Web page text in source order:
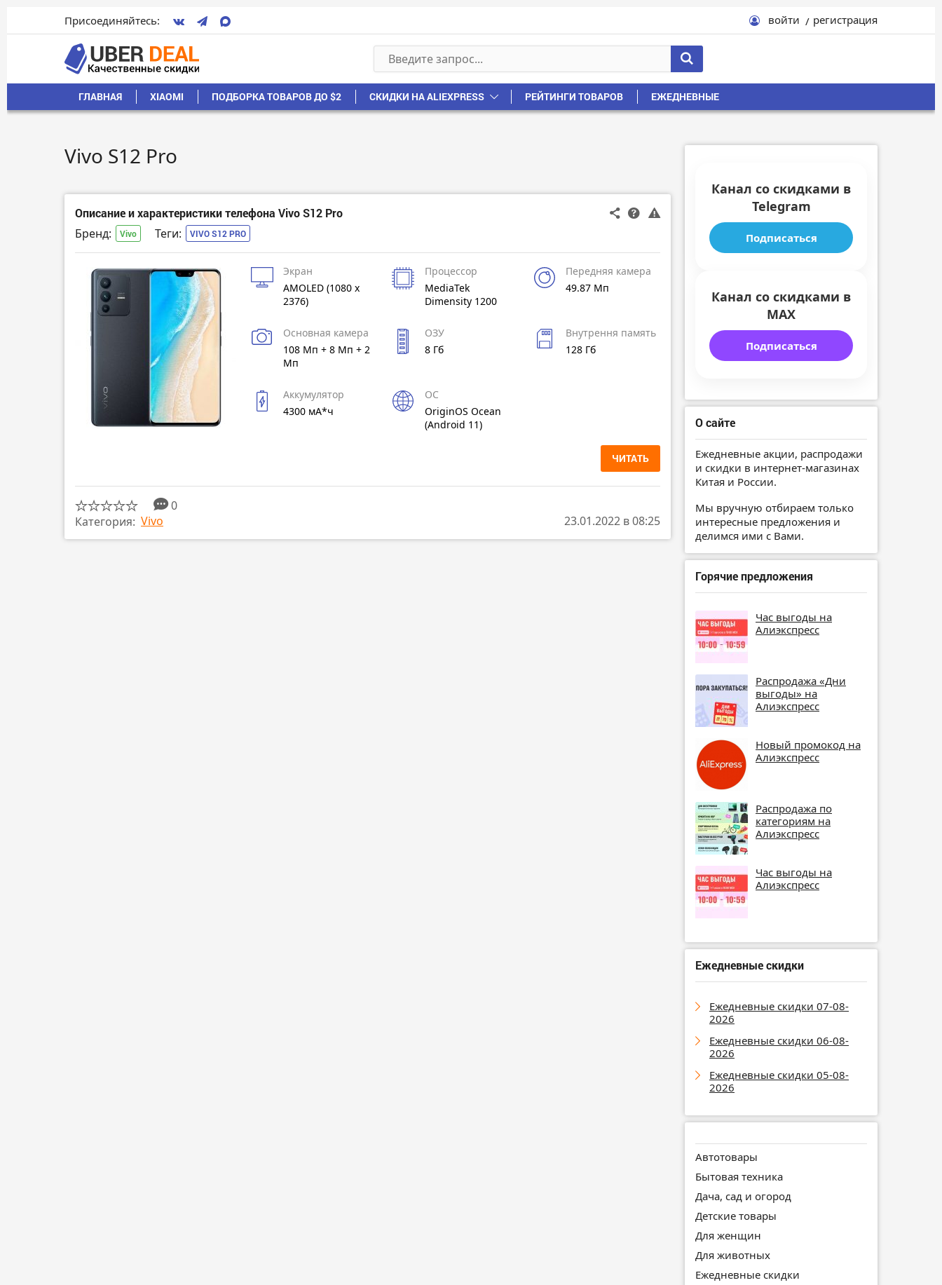
Присоединяйтесь: войти регистрация
ГЛАВНАЯ XIAOMI ПОДБОРКА ТОВАРОВ ДО $2 СКИДКИ НА ALIEXPRESS РЕЙТИНГИ ТОВАРОВ ЕЖЕДНЕВНЫЕ
Vivo S12 Pro
Описание и характеристики телефона Vivo S12 Pro
Бренд: Vivo Теги: VIVO S12 PRO
Экран
AMOLED (1080 x
2376)
Процессор
MediaTek
Dimensity 1200
Передняя камера
49.87 Мп
Основная камера
108 Мп + 8 Мп + 2
Мп
ОЗУ
8 Гб
Внутрення память
128 Гб
Аккумулятор
4300 мА*ч
ОС
OriginOS Ocean
(Android 11)
ЧИТАТЬ
0
Категория: Vivo 23.01.2022 в 08:25
Канал со скидками в
Telegram
Подписаться
Канал со скидками в
MAX
Подписаться
О сайте
Ежедневные акции, распродажи
и скидки в интернет-магазинах
Китая и России.
Мы вручную отбираем только
интересные предложения и
делимся ими с Вами.
Горячие предложения
Час выгоды на
Алиэкспресс
Распродажа «Дни
выгоды» на
Алиэкспресс
Новый промокод на
Алиэкспресс
Распродажа по
категориям на
Алиэкспресс
Час выгоды на
Алиэкспресс
Ежедневные скидки
Ежедневные скидки 07-08-
2026
Ежедневные скидки 06-08-
2026
Ежедневные скидки 05-08-
2026
Автотовары
Бытовая техника
Дача, сад и огород
Детские товары
Для женщин
Для животных
Ежедневные скидки